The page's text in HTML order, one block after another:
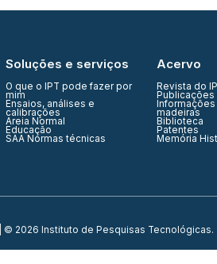
Soluções e serviços
O que o IPT pode fazer por
mim
Ensaios, análises e
calibrações
Areia Normal
Educação
SAA Normas técnicas
Acervo
Revista do
Publicações
madeiras
Biblioteca
Patentes
Memória
| © 2026 Instituto de Pesquisas